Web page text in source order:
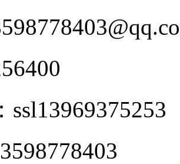
ssl13969375253
3598778403